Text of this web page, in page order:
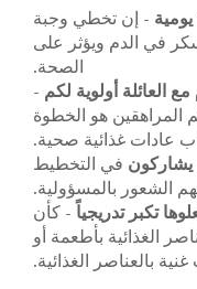
- إن تخطي وجبة
في الدم ويؤثر على
الصحة.
العائلة أولوية لكم -
المراهقين هو الخطوة
عادات غذائية صحية.
يشاركون في التخطيط
الشعور بالمسؤولية.
تكبر تدريجياً- كأن
الغذائية بأطعمة أو
بالعناصر الغذائية.